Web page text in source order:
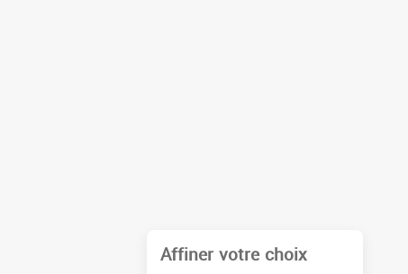
Affiner votre choix